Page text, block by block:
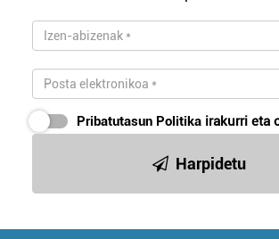
Pribatutasun Politika irakurri eta
Harpidetu